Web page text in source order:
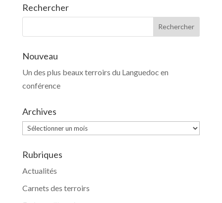
Rechercher
Nouveau
Un des plus beaux terroirs du Languedoc en
conférence
Archives
Archives
Rubriques
Actualités
Carnets des terroirs